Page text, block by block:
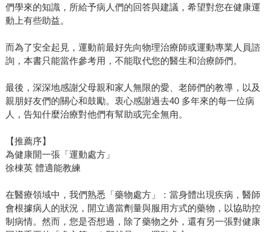
們學來的知識，所給予病人們的回答與建議，希望對您在健康運
動上有些助益。
而為了安全起見，運動前最好先向物理治療師或運動專業人員諮
詢，本書只能當作參考用，不能取代您的醫生和治療師們。
最後，深深地感謝父母親和家人無限的愛、老師們的教導，以及
親朋好友們的關心和鼓勵。衷心感謝過去40 多年來的每一位病
人，告知什麼治療對他們有幫助或完全無甪。
【推薦序】
為健康開一張「運動處方」
徐棟英 體適能教練
在醫療領域中，我們熟悉「藥物處方」：當身體出現疾病，醫師
會根據病人的狀況，開立適當劑量與服用方式的藥物，以協助控
制病情。然而，您是否想過，除了藥物之外，還有另一張對健康